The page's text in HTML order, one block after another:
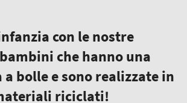
con le nostre
che hanno una
bolle e sono realizzate in
riciclati!